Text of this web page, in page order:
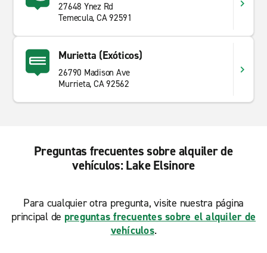
27648 Ynez Rd
Temecula, CA 92591
Murietta (Exóticos)
26790 Madison Ave
Murrieta, CA 92562
Preguntas frecuentes sobre alquiler de
vehículos: Lake Elsinore
Para cualquier otra pregunta, visite nuestra página
principal de preguntas frecuentes sobre el alquiler de
vehículos.